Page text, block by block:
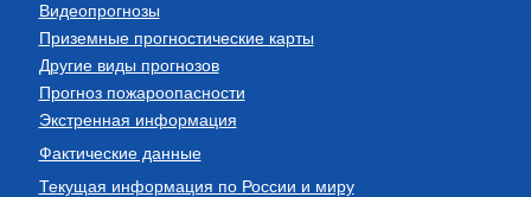
Видеопрогнозы
Приземные прогностические карты
Другие виды прогнозов
Прогноз пожароопасности
Экстренная информация
Фактические данные
Текущая информация по России и миру